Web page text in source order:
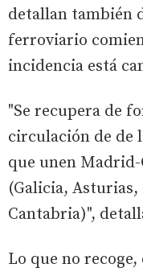
detallan también
ferroviario
incidencia está
"Se recupera de
circulación de de
que unen
(Galicia,
Cantabria)",
Lo que no